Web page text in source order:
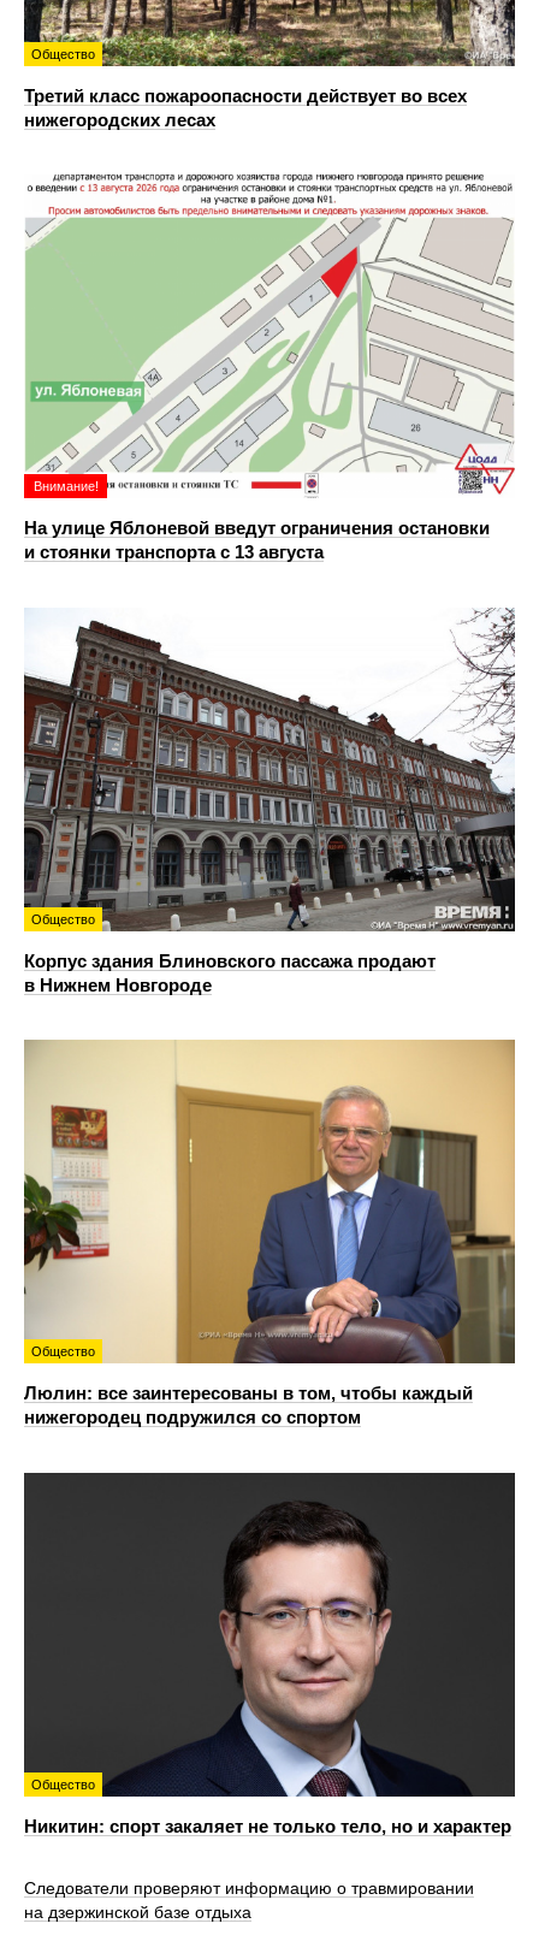
Общество
Третий класс пожароопасности действует во всех
нижегородских лесах
Внимание!
На улице Яблоневой введут ограничения остановки
и стоянки транспорта с 13 августа
Общество
Корпус здания Блиновского пассажа продают
в Нижнем Новгороде
Общество
Люлин: все заинтересованы в том, чтобы каждый
нижегородец подружился со спортом
Общество
Никитин: спорт закаляет не только тело, но и характер
Следователи проверяют информацию о травмировании
на дзержинской базе отдыха